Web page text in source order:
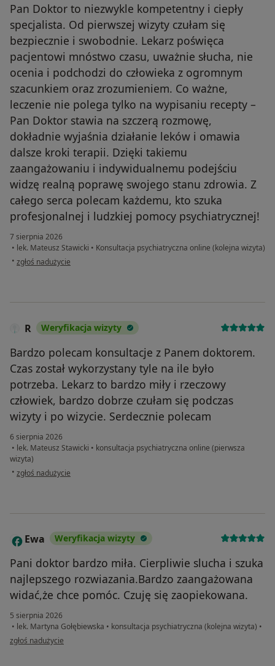
Pan Doktor to niezwykle kompetentny i ciepły
specjalista. Od pierwszej wizyty czułam się
bezpiecznie i swobodnie. Lekarz poświęca
pacjentowi mnóstwo czasu, uważnie słucha, nie
ocenia i podchodzi do człowieka z ogromnym
szacunkiem oraz zrozumieniem. Co ważne,
leczenie nie polega tylko na wypisaniu recepty –
Pan Doktor stawia na szczerą rozmowę,
dokładnie wyjaśnia działanie leków i omawia
dalsze kroki terapii. Dzięki takiemu
zaangażowaniu i indywidualnemu podejściu
widzę realną poprawę swojego stanu zdrowia. Z
całego serca polecam każdemu, kto szuka
profesjonalnej i ludzkiej pomocy psychiatrycznej!
7 sierpnia 2026
• lek. Mateusz Stawicki • Konsultacja psychiatryczna online (kolejna wizyta)
• w opinii użytkownika EM
zgłoś nadużycie
R Weryfikacja wizyty
Bardzo polecam konsultacje z Panem doktorem.
Czas został wykorzystany tyle na ile było
potrzeba. Lekarz to bardzo miły i rzeczowy
człowiek, bardzo dobrze czułam się podczas
wizyty i po wizycie. Serdecznie polecam
6 sierpnia 2026
• lek. Mateusz Stawicki • konsultacja psychiatryczna online (pierwsza
wizyta)
• w opinii użytkownika R
zgłoś nadużycie
E Ewa Weryfikacja wizyty
Pani doktor bardzo miła. Cierpliwie slucha i szuka
najlepszego rozwiazania.Bardzo zaangażowana
widać,że chce pomóc. Czuję się zaopiekowana.
5 sierpnia 2026
• lek. Martyna Gołębiewska • konsultacja psychiatryczna (kolejna wizyta) •
w opinii użytkownika Ewa
zgłoś nadużycie